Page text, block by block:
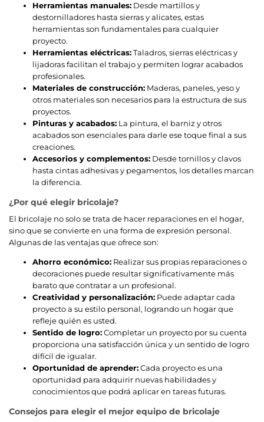
Herramientas manuales: Desde martillos y
destornilladores hasta sierras y alicates, estas
herramientas son fundamentales para cualquier
proyecto.
Herramientas eléctricas:Taladros, sierras eléctricas y
lijadoras facilitan el trabajo y permiten lograr acabados
profesionales.
Materiales de construcción: Maderas, paneles, yeso y
otros materiales son necesarios para la estructura de sus
proyectos.
Pinturas y acabados: La pintura, el barniz y otros
acabados son esenciales para darle ese toque final a sus
creaciones.
Accesorios y complementos: Desde tornillos y clavos
hasta cintas adhesivas y pegamentos, los detalles marcan
la diferencia.
¿Por qué elegir bricolaje?
El bricolaje no solo se trata de hacer reparaciones en el hogar,
sino que se convierte en una forma de expresión personal.
Algunas de las ventajas que ofrece son:
Ahorro económico: Realizar sus propias reparaciones o
decoraciones puede resultar significativamente más
barato que contratar a un profesional.
Creatividad y personalización: Puede adaptar cada
proyecto a su estilo personal, logrando un hogar que
refleje quién es usted.
Sentido de logro:Completar un proyecto por su cuenta
proporciona una satisfacción única y un sentido de logro
difícil de igualar.
Oportunidad de aprender:Cada proyecto es una
oportunidad para adquirir nuevas habilidades y
conocimientos que podrá aplicar en tareas futuras.
Consejos para elegir el mejor equipo de bricolaje